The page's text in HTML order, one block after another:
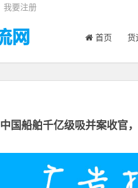
我要注册
首页 货
中国船舶千亿级吸并案收官